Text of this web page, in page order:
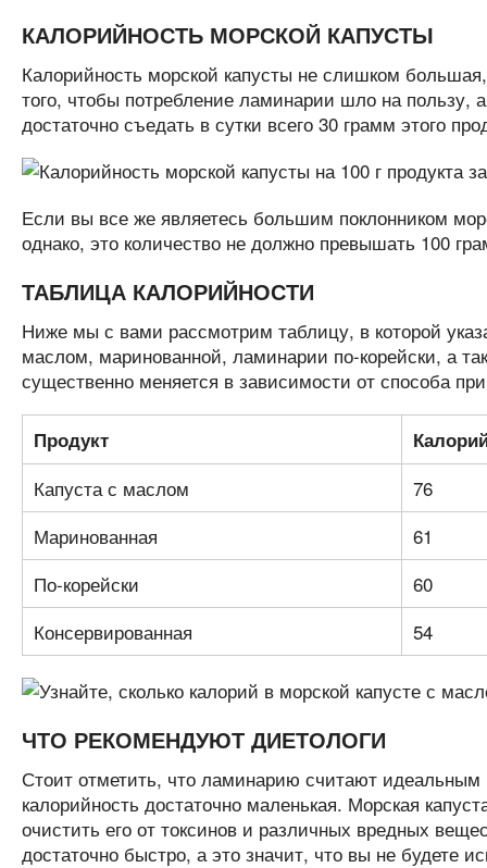
КАЛОРИЙНОСТЬ МОРСКОЙ КАПУСТЫ
Калорийность морской капусты не слишком
того, чтобы потребление ламинарии шло на пользу,
достаточно съедать в сутки всего 30 грамм этого
Если вы все же являетесь большим поклонником
однако, это количество не должно превышать 100
ТАБЛИЦА КАЛОРИЙНОСТИ
Ниже мы с вами рассмотрим таблицу, в которой
маслом, маринованной, ламинарии по-корейски, а
существенно меняется в зависимости от способа
Продукт
Капуста с маслом
76
Маринованная
61
По-корейски
60
Консервированная
54
ЧТО РЕКОМЕНДУЮТ ДИЕТОЛОГИ
Стоит отметить, что ламинарию считают идеальным
калорийность достаточно маленькая. Морская
очистить его от токсинов и различных вредных
достаточно быстро, а это значит, что вы не будете